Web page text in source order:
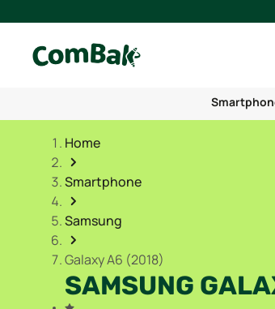
Home
Smartphone
Samsung
Galaxy A6 (2018)
SAMSUNG